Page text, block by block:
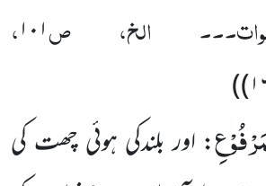
الخ، ص۱۰۱،
)
: اور بلندکی ہوئی چھت کی